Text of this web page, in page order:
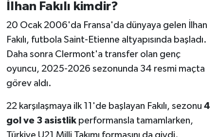
İlhan Fakılı kimdir?
20 Ocak 2006'da Fransa'da dünyaya gelen İlhan
Fakılı, futbola Saint-Etienne altyapısında başladı.
Daha sonra Clermont'a transfer olan genç
oyuncu, 2025-2026 sezonunda 34 resmi maçta
görev aldı.
22 karşılaşmaya ilk 11'de başlayan Fakılı, sezonu 4
gol ve 3 asistlikperformansla tamamlarken,